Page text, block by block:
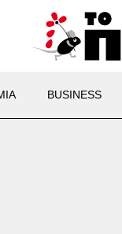
BUSINESS